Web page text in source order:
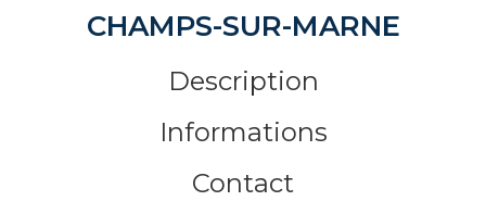
CHAMPS-SUR-MARNE
Description
Informations
Contact